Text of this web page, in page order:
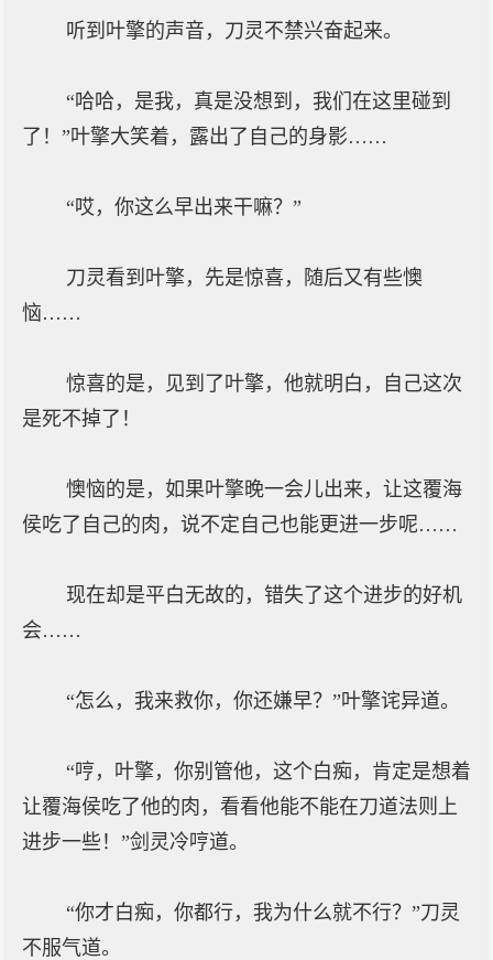
听到叶擎的声音，刀灵不禁兴奋起来。
“哈哈，是我，真是没想到，我们在这里碰到
了！”叶擎大笑着，露出了自己的身影……
“哎，你这么早出来干嘛？”
刀灵看到叶擎，先是惊喜，随后又有些懊
恼……
惊喜的是，见到了叶擎，他就明白，自己这次
是死不掉了！
懊恼的是，如果叶擎晚一会儿出来，让这覆海
侯吃了自己的肉，说不定自己也能更进一步呢……
现在却是平白无故的，错失了这个进步的好机
会……
“怎么，我来救你，你还嫌早？”叶擎诧异道。
“哼，叶擎，你别管他，这个白痴，肯定是想着
让覆海侯吃了他的肉，看看他能不能在刀道法则上
进步一些！”剑灵冷哼道。
“你才白痴，你都行，我为什么就不行？”刀灵
不服气道。